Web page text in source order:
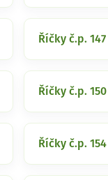
Říčky č.p. 147
Říčky č.p. 150
Říčky č.p. 154